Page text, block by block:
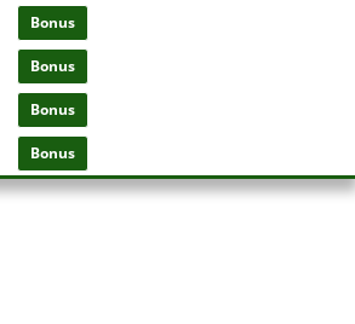
Bonus
Bonus
Bonus
Bonus